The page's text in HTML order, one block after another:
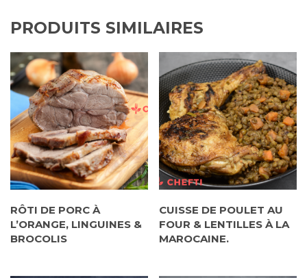
PRODUITS SIMILAIRES
RÔTI DE PORC À
L’ORANGE, LINGUINES &
BROCOLIS
CUISSE DE POULET AU
FOUR & LENTILLES À LA
MAROCAINE.